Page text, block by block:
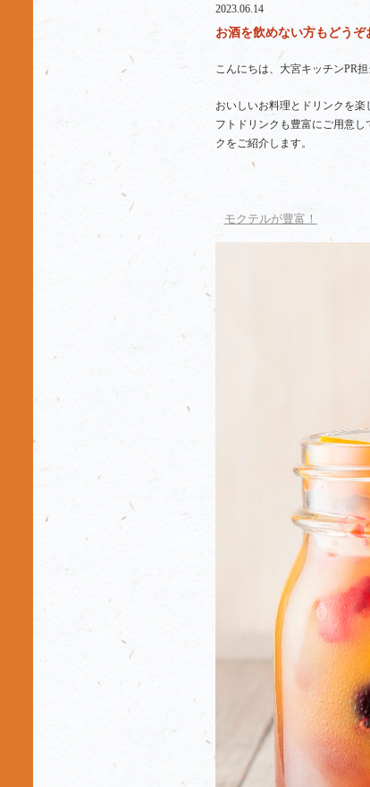
2023.06.14
お酒を飲めない方もどう
こんにちは、大宮キッチンPR担
おいしいお料理とドリンクを
フトドリンクも豊富にご用意
クをご紹介します。
モクテルが豊富！